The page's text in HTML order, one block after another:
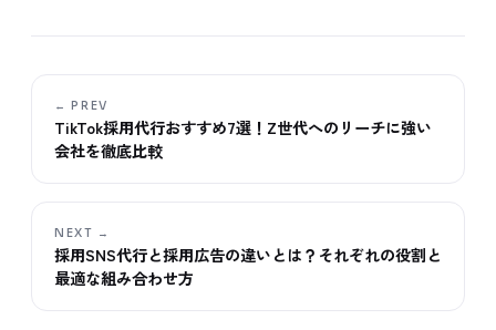
← PREV
TikTok採用代行おすすめ7選！Z世代へのリーチに強い
会社を徹底比較
NEXT →
採用SNS代行と採用広告の違いとは？それぞれの役割と
最適な組み合わせ方